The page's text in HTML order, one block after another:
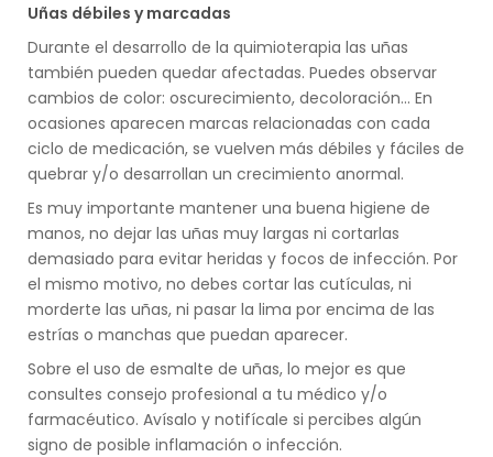
Uñas débiles y marcadas
Durante el desarrollo de la quimioterapia las uñas
también pueden quedar afectadas. Puedes observar
cambios de color: oscurecimiento, decoloración... En
ocasiones aparecen marcas relacionadas con cada
ciclo de medicación, se vuelven más débiles y fáciles de
quebrar y/o desarrollan un crecimiento anormal.
Es muy importante mantener una buena higiene de
manos, no dejar las uñas muy largas ni cortarlas
demasiado para evitar heridas y focos de infección. Por
el mismo motivo, no debes cortar las cutículas, ni
morderte las uñas, ni pasar la lima por encima de las
estrías o manchas que puedan aparecer.
Sobre el uso de esmalte de uñas, lo mejor es que
consultes consejo profesional a tu médico y/o
farmacéutico. Avísalo y notifícale si percibes algún
signo de posible inflamación o infección.